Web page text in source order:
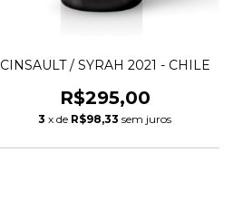
CINSAULT / SYRAH 2021 - CHILE
R$295,00
3 x de R$98,33 sem juros